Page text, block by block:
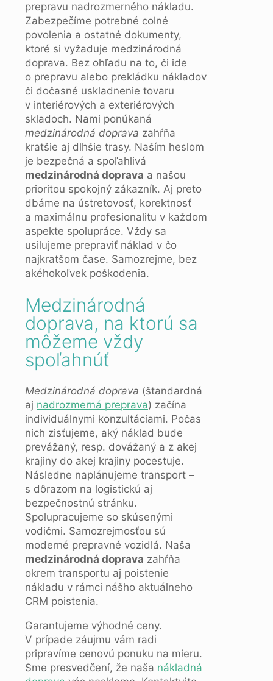
prepravu nadrozmerného nákladu.
Zabezpečíme potrebné colné
povolenia a ostatné dokumenty,
ktoré si vyžaduje medzinárodná
doprava. Bez ohľadu na to, či ide
o prepravu alebo prekládku nákladov
či dočasné uskladnenie tovaru
v interiérových a exteriérových
skladoch. Nami ponúkaná
medzinárodná doprava zahŕňa
kratšie aj dlhšie trasy. Naším heslom
je bezpečná a spoľahlivá
medzinárodná doprava a našou
prioritou spokojný zákazník. Aj preto
dbáme na ústretovosť, korektnosť
a maximálnu profesionalitu v každom
aspekte spolupráce. Vždy sa
usilujeme prepraviť náklad v čo
najkratšom čase. Samozrejme, bez
akéhokoľvek poškodenia.
Medzinárodná
doprava, na ktorú sa
môžeme vždy
spoľahnúť
Medzinárodná doprava (štandardná
aj nadrozmerná preprava) začína
individuálnymi konzultáciami. Počas
nich zisťujeme, aký náklad bude
prevážaný, resp. dovážaný a z akej
krajiny do akej krajiny pocestuje.
Následne naplánujeme transport –
s dôrazom na logistickú aj
bezpečnostnú stránku.
Spolupracujeme so skúsenými
vodičmi. Samozrejmosťou sú
moderné prepravné vozidlá. Naša
medzinárodná doprava zahŕňa
okrem transportu aj poistenie
nákladu v rámci nášho aktuálneho
CRM poistenia.
Garantujeme výhodné ceny.
V prípade záujmu vám radi
pripravíme cenovú ponuku na mieru.
Sme presvedčení, že naša nákladná